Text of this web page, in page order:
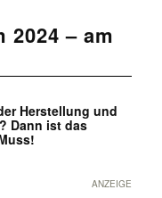
2024 – am
Herstellung und
Dann ist das
ANZEIGE